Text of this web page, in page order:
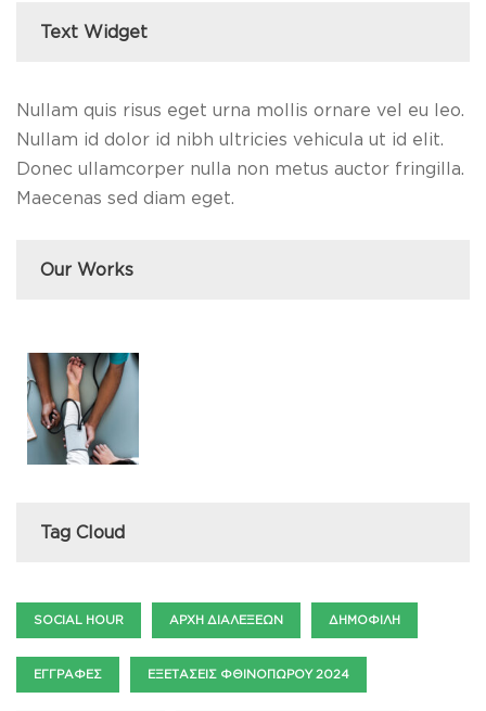
Text Widget
Nullam quis risus eget urna mollis ornare vel eu leo.
Nullam id dolor id nibh ultricies vehicula ut id elit.
Donec ullamcorper nulla non metus auctor fringilla.
Maecenas sed diam eget.
Our Works
Tag Cloud
SOCIAL HOUR ΑΡΧΉ ΔΙΑΛΈΞΕΩΝ ΔΗΜΟΦΙΛΉ
ΕΓΓΡΑΦΈΣ ΕΞΕΤΆΣΕΙΣ ΦΘΙΝΟΠΏΡΟΥ 2024